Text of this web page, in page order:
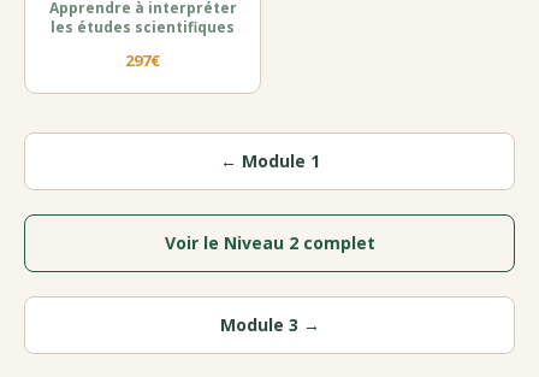
Apprendre à interpréter
les études scientifiques
297€
← Module 1
Voir le Niveau 2 complet
Module 3 →